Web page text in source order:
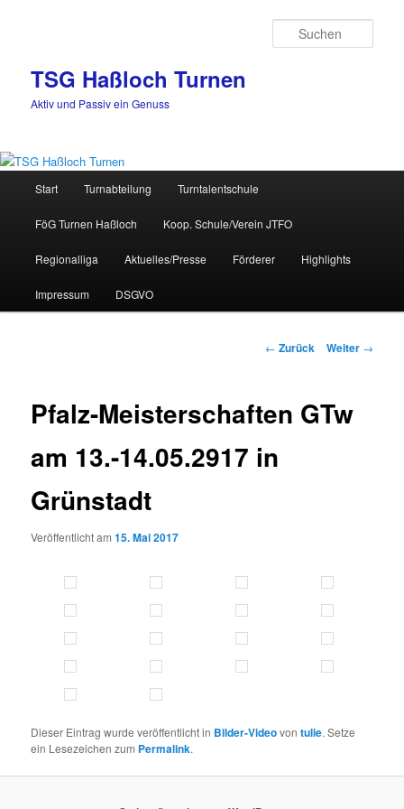
TSG Haßloch Turnen
Aktiv und Passiv ein Genuss
Start Turnabteilung Turntalentschule
FöG Turnen Haßloch Koop. Schule/Verein JTFO
Regionalliga Aktuelles/Presse Förderer Highlights
Impressum DSGVO
Beitrags-
← Zurück Weiter →
Pfalz-Meisterschaften GTw
am 13.-14.05.2917 in
Grünstadt
Veröffentlicht am15. Mai 2017
Dieser Eintrag wurde veröffentlicht in Bilder-Videovontulie. Setze
ein Lesezeichen zum Permalink.